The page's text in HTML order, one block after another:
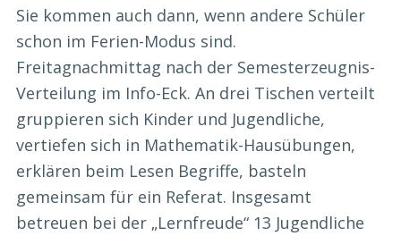
Sie kommen auch dann, wenn andere Schüler
schon im Ferien-Modus sind.
Freitagnachmittag nach der Semesterzeugnis-
Verteilung im Info-Eck. An drei Tischen verteilt
gruppieren sich Kinder und Jugendliche,
vertiefen sich in Mathematik-Hausübungen,
erklären beim Lesen Begriffe, basteln
gemeinsam für ein Referat. Insgesamt
betreuen bei der „Lernfreude“ 13 Jugendliche